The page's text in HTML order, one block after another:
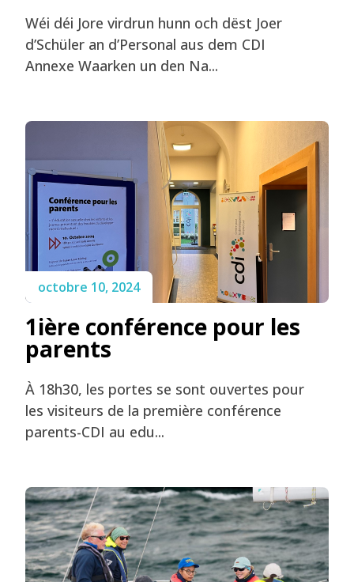
Wéi déi Jore virdrun hunn och dëst Joer
d’Schüler an d’Personal aus dem CDI
Annexe Waarken un den Na...
octobre 10, 2024
1ière conférence pour les
parents
À 18h30, les portes se sont ouvertes pour
les visiteurs de la première conférence
parents-CDI au edu...